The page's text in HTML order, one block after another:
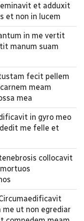
et adduxit
et non in lucem
in me vertit
manum suam
fecit pellem
meam
mea
in gyro meo
me felle et
collocavit
me ut non egrediar